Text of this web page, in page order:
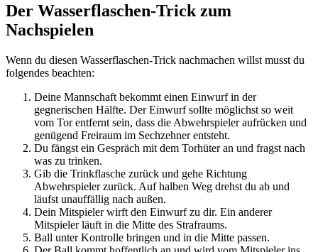
Der Wasserflaschen-Trick zum
Nachspielen
Wenn du diesen Wasserflaschen-Trick nachmachen willst musst du
folgendes beachten:
Deine Mannschaft bekommt einen Einwurf in der
gegnerischen Hälfte. Der Einwurf sollte möglichst so weit
vom Tor entfernt sein, dass die Abwehrspieler aufrücken und
genügend Freiraum im Sechzehner entsteht.
Du fängst ein Gespräch mit dem Torhüter an und fragst nach
was zu trinken.
Gib die Trinkflasche zurück und gehe Richtung
Abwehrspieler zurück. Auf halben Weg drehst du ab und
läufst unauffällig nach außen.
Dein Mitspieler wirft den Einwurf zu dir. Ein anderer
Mitspieler läuft in die Mitte des Strafraums.
Ball unter Kontrolle bringen und in die Mitte passen.